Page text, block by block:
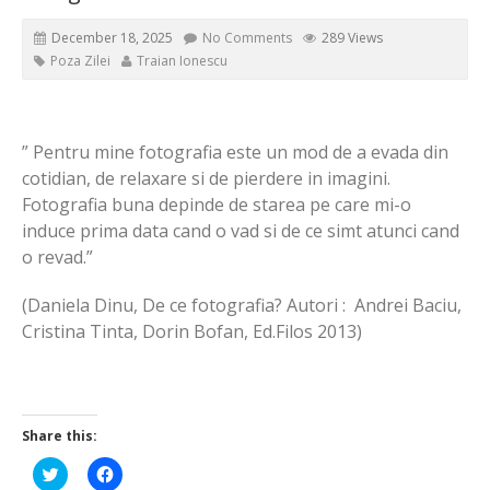
December 18, 2025 No Comments
289 Views
Poza Zilei
Traian Ionescu
” Pentru mine fotografia este un mod de a evada din
cotidian, de relaxare si de pierdere in imagini.
Fotografia buna depinde de starea pe care mi-o
induce prima data cand o vad si de ce simt atunci cand
o revad.”
(Daniela Dinu, De ce fotografia? Autori : Andrei Baciu,
Cristina Tinta, Dorin Bofan, Ed.Filos 2013)
Share this:
Click
to
Click
to